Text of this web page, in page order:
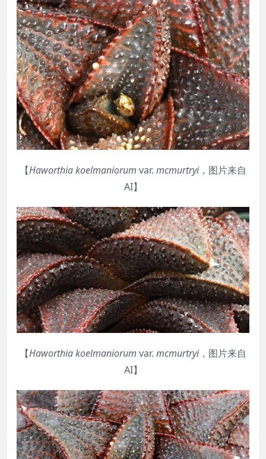
【Haworthiakoelmaniorum var. mcmurtryi， 图片来自
AI】
【Haworthiakoelmaniorum var. mcmurtryi， 图片来自
AI】